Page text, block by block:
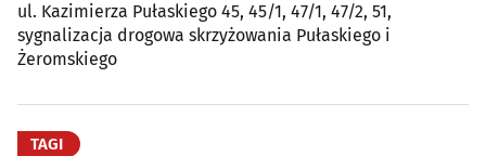
ul. Kazimierza Pułaskiego 45, 45/1, 47/1, 47/2, 51,
sygnalizacja drogowa skrzyżowania Pułaskiego i
Żeromskiego
TAGI